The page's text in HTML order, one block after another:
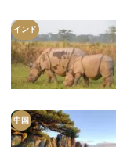
インド
中国